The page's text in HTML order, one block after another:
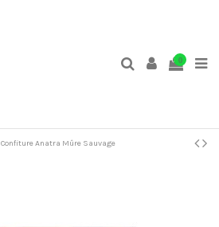
0
Confiture Anatra Mûre Sauvage